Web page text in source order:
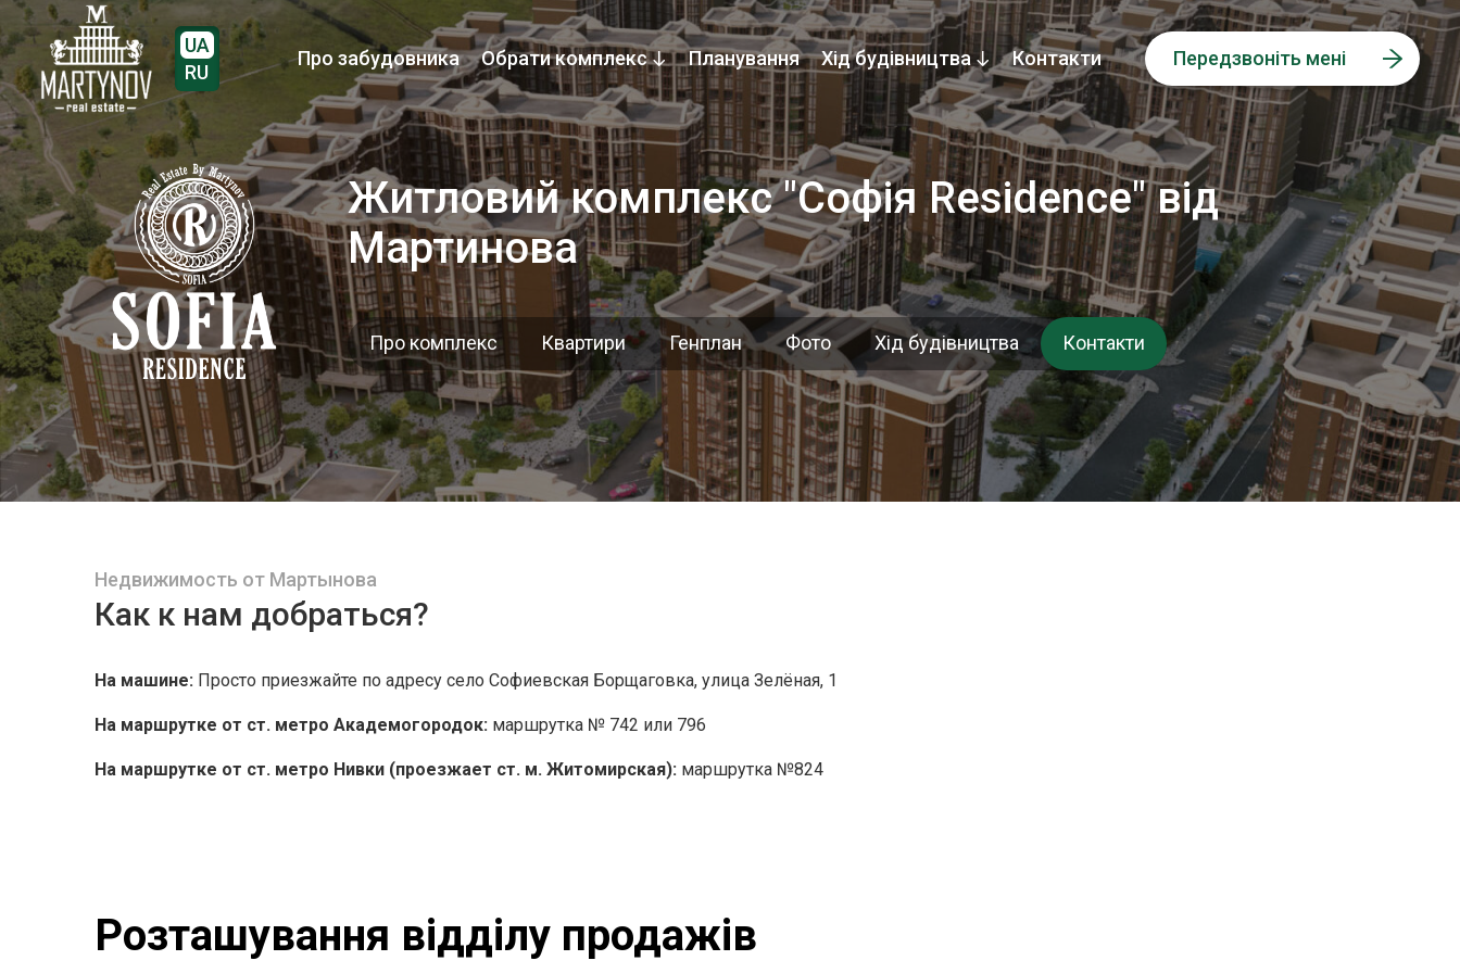
UA
RU
Про забудовника Обрати комплекс Планування Хід будівництва Контакти Передзвоніть мені
Житловий комплекс "Софія Residence" від
Мартинова
Про комплекс Квартири Генплан Фото Хід будівництва Контакти
Недвижимость от Мартынова
Как к нам добраться?
На машине: Просто приезжайте по адресу село Софиевская Борщаговка, улица Зелёная, 1
На маршрутке от ст. метро Академогородок: маршрутка № 742 или 796
На маршрутке от ст. метро Нивки (проезжает ст. м. Житомирская): маршрутка №824
Розташування відділу продажів